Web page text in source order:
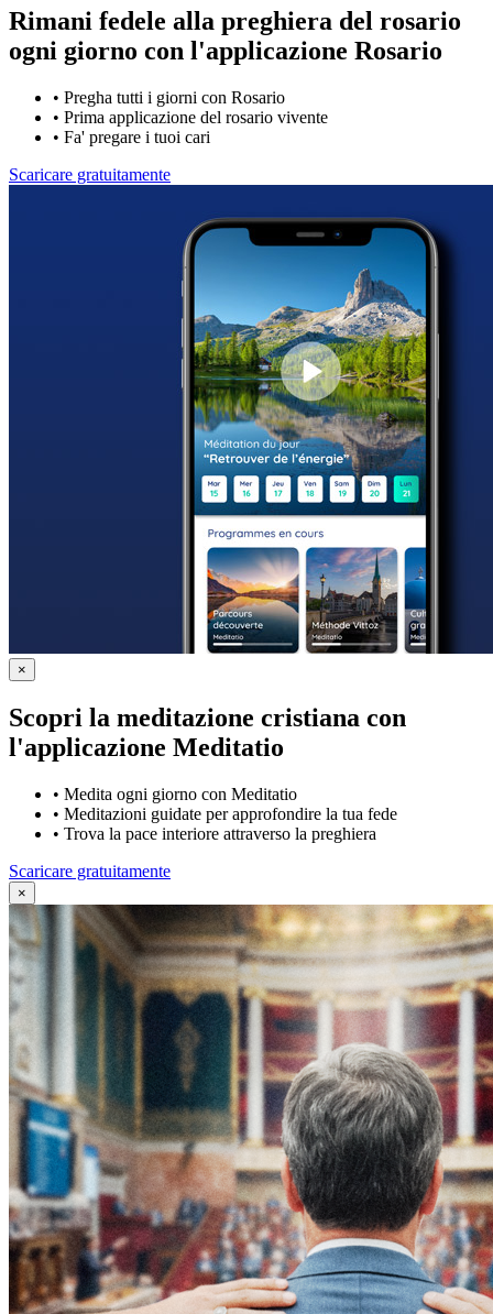
Rimani fedele alla preghiera del rosario
ogni giorno con l'applicazione Rosario
• Pregha tutti i giorni con Rosario
• Prima applicazione del rosario vivente
• Fa' pregare i tuoi cari
Scaricare gratuitamente
×
Scopri la meditazione cristiana con
l'applicazione Meditatio
• Medita ogni giorno con Meditatio
• Meditazioni guidate per approfondire la tua fede
• Trova la pace interiore attraverso la preghiera
Scaricare gratuitamente
×